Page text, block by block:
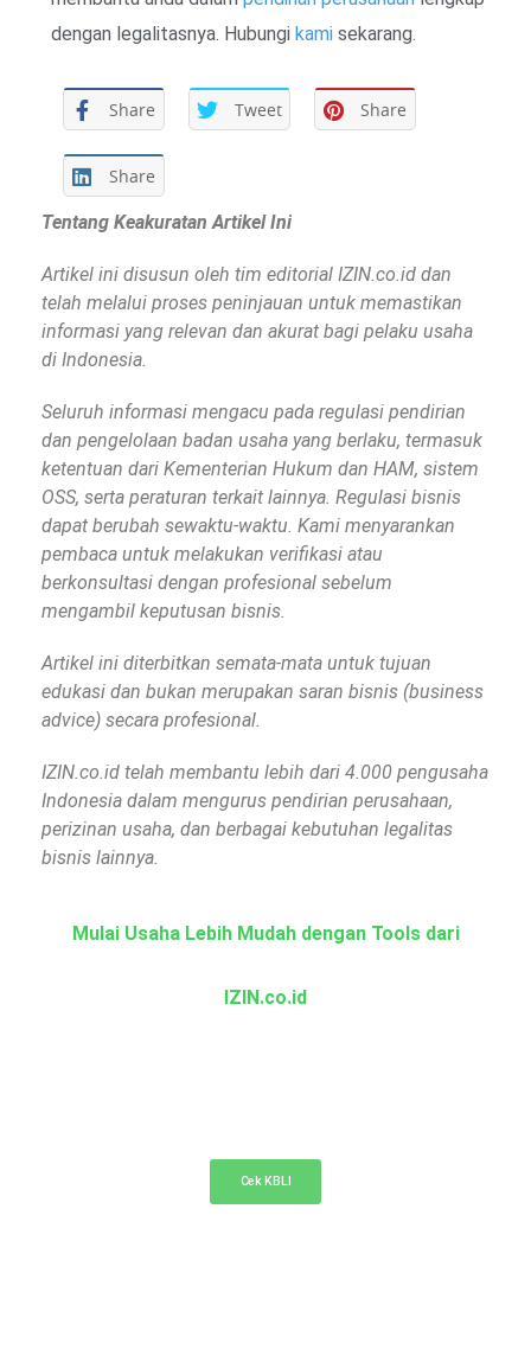
dengan legalitasnya. Hubungi kami sekarang.
Share Tweet Share
Share
Tentang Keakuratan Artikel Ini
Artikel ini disusun oleh tim editorial IZIN.co.id dan
telah melalui proses peninjauan untuk memastikan
informasi yang relevan dan akurat bagi pelaku usaha
di Indonesia.
Seluruh informasi mengacu pada regulasi pendirian
dan pengelolaan badan usaha yang berlaku, termasuk
ketentuan dari Kementerian Hukum dan HAM, sistem
OSS, serta peraturan terkait lainnya. Regulasi bisnis
dapat berubah sewaktu-waktu. Kami menyarankan
pembaca untuk melakukan verifikasi atau
berkonsultasi dengan profesional sebelum
mengambil keputusan bisnis.
Artikel ini diterbitkan semata-mata untuk tujuan
edukasi dan bukan merupakan saran bisnis (business
advice) secara profesional.
IZIN.co.id telah membantu lebih dari 4.000 pengusaha
Indonesia dalam mengurus pendirian perusahaan,
perizinan usaha, dan berbagai kebutuhan legalitas
bisnis lainnya.
Mulai Usaha Lebih Mudah dengan Tools dari
IZIN.co.id
Cek KBLI